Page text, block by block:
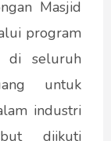
Masjid
program
seluruh
untuk
industri
diikuti